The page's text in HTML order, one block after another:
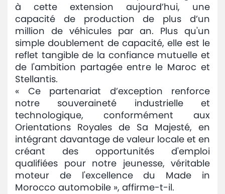
à cette extension aujourd’hui, une
capacité de production de plus d’un
million de véhicules par an. Plus qu'un
simple doublement de capacité, elle est le
reflet tangible de la confiance mutuelle et
de l'ambition partagée entre le Maroc et
Stellantis.
« Ce partenariat d’exception renforce
notre souveraineté industrielle et
technologique, conformément aux
Orientations Royales de Sa Majesté, en
intégrant davantage de valeur locale et en
créant des opportunités d'emploi
qualifiées pour notre jeunesse, véritable
moteur de l'excellence du Made in
Morocco automobile », affirme-t-il.